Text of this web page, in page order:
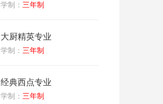
学制： 三年制
大厨精英专业
学制： 三年制
经典西点专业
学制： 三年制